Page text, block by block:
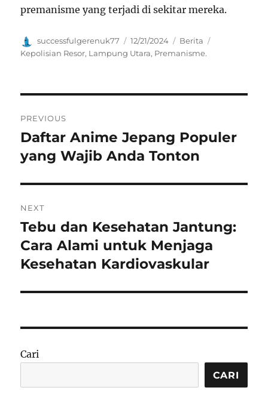
premanisme yang terjadi di sekitar mereka.
Author
successfulgerenuk77
Posted
on
12/21/2024 Categories
Berita
Kepolisian Resor, Lampung Utara, Premanisme.
pos
PREVIOUS
Previous
post:
Daftar Anime Jepang Populer
yang Wajib Anda Tonton
NEXT
Next
post:
Tebu dan Kesehatan Jantung:
Cara Alami untuk Menjaga
Kesehatan Kardiovaskular
Cari
CARI